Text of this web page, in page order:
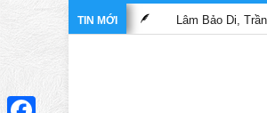
TIN MỚILâm Bảo Di, Trần Pháp